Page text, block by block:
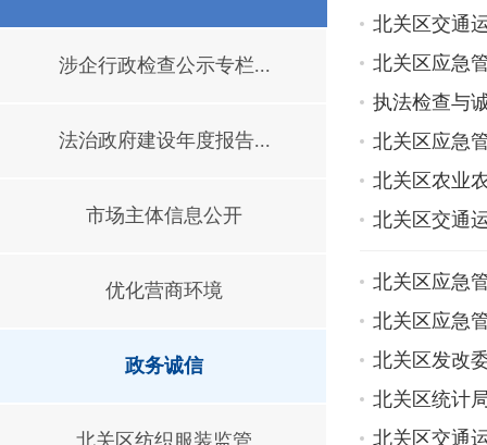
涉企行政检查公示专栏...
法治政府建设年度报告...
市场主体信息公开
优化营商环境
政务诚信
北关区纺织服装监管
北关区交通
北关区应急
执法检查与
北关区应急
北关区农业
北关区交通
北关区应急
北关区应急
北关区发改
北关区统计
北关区交通